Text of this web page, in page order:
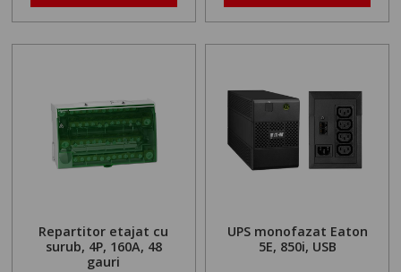
Repartitor etajat cu
surub, 4P, 160A, 48
gauri
UPS monofazat Eaton
5E, 850i, USB